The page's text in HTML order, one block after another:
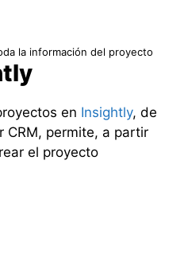
la información del proyecto
en Insightly, de
CRM, permite, a partir
el proyecto